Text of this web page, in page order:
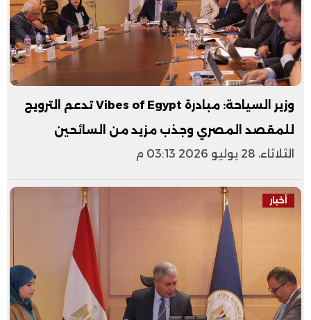
وزير السياحة: مبادرة Vibes of Egypt تدعم الترويج
للمقصد المصري وجذب مزيد من السائحين
الثلاثاء، 28 يوليو 2026 03:13 م
أخبار